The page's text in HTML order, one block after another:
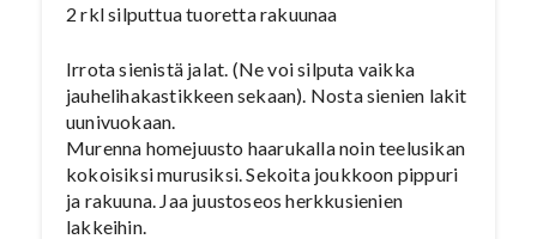
2 rkl silputtua tuoretta rakuunaa
Irrota sienistä jalat. (Ne voi silputa vaikka
jauhelihakastikkeen sekaan). Nosta sienien lakit
uunivuokaan.
Murenna homejuusto haarukalla noin teelusikan
kokoisiksi murusiksi. Sekoita joukkoon pippuri
ja rakuuna. Jaa juustoseos herkkusienien
lakkeihin.